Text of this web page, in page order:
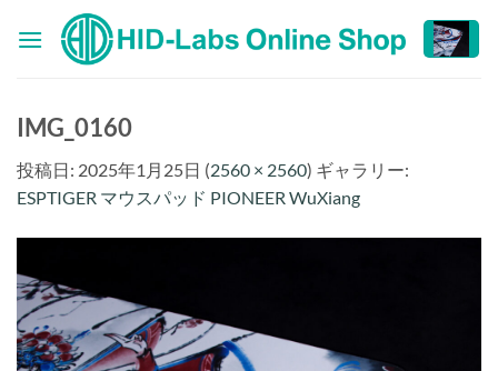
IMG_0160
投稿日: 2025年1月25日 (2560 × 2560) ギャラリー:
ESPTIGER マウスパッド PIONEER WuXiang